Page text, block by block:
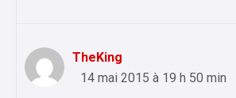
TheKing
14 mai 2015 à 19 h 50 min